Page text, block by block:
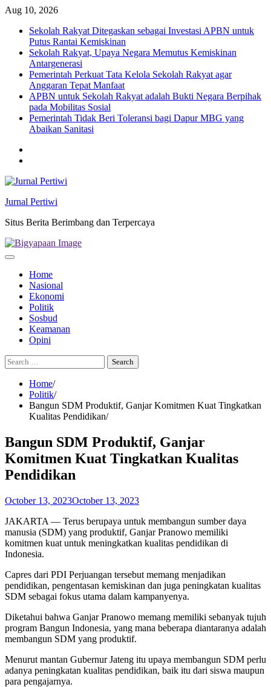
Skip
content
Aug 10, 2026
Sekolah Rakyat Ditegaskan sebagai Investasi APBN untuk
Putus Rantai Kemiskinan
Sekolah Rakyat, Upaya Negara Memutus Kemiskinan
Antargenerasi
Pemerintah Perkuat Tata Kelola Sekolah Rakyat agar
Anggaran Tepat Manfaat
APBN untuk Sekolah Rakyat adalah Bukti Negara Berpihak
pada Mobilitas Sosial
Pemerintah Tidak Beri Toleransi bagi Dapur MBG yang
Abaikan Sanitasi
Jurnal Pertiwi
Situs Berita Berimbang dan Terpercaya
Home
Nasional
Ekonomi
Politik
Sosbud
Keamanan
Opini
Search
for:
Home
Politik
Bangun SDM Produktif, Ganjar Komitmen Kuat Tingkatkan
Kualitas Pendidikan
Bangun SDM Produktif, Ganjar
Komitmen Kuat Tingkatkan Kualitas
Pendidikan
October 13, 2023October 13, 2023
JAKARTA — Terus berupaya untuk membangun sumber daya
manusia (SDM) yang produktif, Ganjar Pranowo memiliki
komitmen kuat untuk meningkatkan kualitas pendidikan di
Indonesia.
Capres dari PDI Perjuangan tersebut memang menjadikan
pendidikan, pengentasan kemiskinan dan juga peningkatan kualitas
SDM sebagai fokus utama dalam kampanyenya.
Diketahui bahwa Ganjar Pranowo memang memiliki sebanyak tujuh
program Bangun Indonesia, yang mana beberapa diantaranya adalah
membangun SDM yang produktif.
Menurut mantan Gubernur Jateng itu upaya membangun SDM perlu
adanya peningkatan kualitas pendidikan, baik itu dari siswa maupun
para pengajarnya.